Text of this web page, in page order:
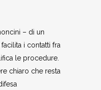
– di un
i contatti fra
le procedure.
chiaro che resta